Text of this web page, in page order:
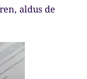
aldus de